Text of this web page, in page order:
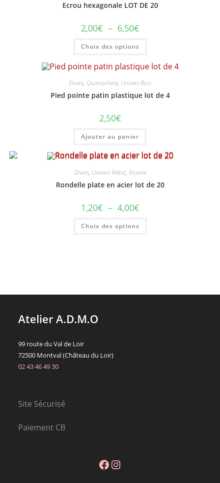
Ecrou hexagonale LOT DE 20
2,00€ – 6,50€Plage
de
prix :
2,00€
à
6,50€
Choix des options
Ce
a
plusieurs
variations.
options
être
du
Divers, Quincaillerie, Univers Bois
Pied pointe patin plastique lot de 4
2,50€
Ajouter au panier
Divers, Univers Métal, Visserie
Rondelle plate en acier lot de 20
1,20€ – 4,00€Plage
de
prix :
1,20€
à
Choix des options
Ce
a
la
Atelier A.D.M.O
99 route du Val de Loir
72500 Montval (Château du Loir)
02 43 46 49 30
Site Sécurisé
Paiement CB
FacebookInstagram